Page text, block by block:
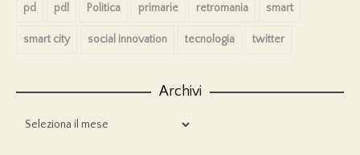
pd pdl Politica primarie retromania smart
smart city social innovation tecnologia twitter
Archivi
Archivi